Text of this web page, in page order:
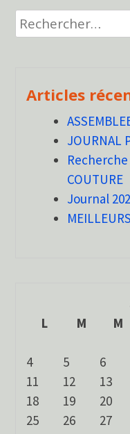
Rechercher :
Articles
JOURNAL
COUTURE
Journal
L
M M
4
5 6
11
12 13
18
19 20
25
26 27